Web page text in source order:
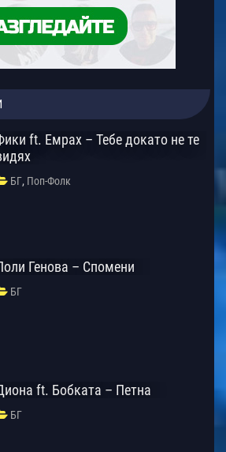
ft. Емрах – Тебе докато не те
БГ, Поп-Фолк
Генова – Спомени
БГ
ft. Бобката – Петна
БГ